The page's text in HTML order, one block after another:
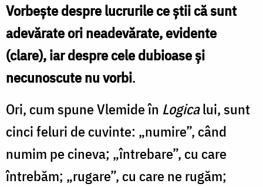
Vorbește despre lucrurile ce știi că sunt
adevărate ori neadevărate, evidente
(clare), iar despre cele dubioase și
necunoscute nu vorbi.
Ori, cum spune Vlemide în Logicalui, sunt
cinci feluri de cuvinte: „numire”, când
numim pe cineva; „întrebare”, cu care
întrebăm; „rugare”, cu care ne rugăm;